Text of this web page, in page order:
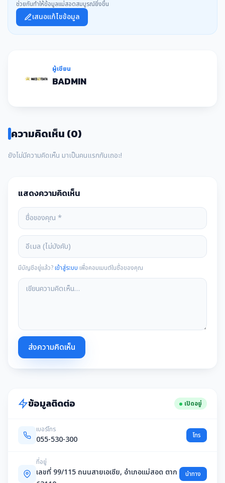
ช่วยกันทำให้ข้อมูลแม่สอดสมบูรณ์ยิ่งขึ้น
เสนอแก้ไขข้อมูล
ผู้เขียน
BADMIN
ความคิดเห็น (0)
ยังไม่มีความคิดเห็น มาเป็นคนแรกกันเถอะ!
แสดงความคิดเห็น
มีบัญชีอยู่แล้ว?เข้าสู่ระบบ เพื่อคอมเมนต์ในชื่อของคุณ
ส่งความคิดเห็น
ข้อมูลติดต่อ เปิดอยู่
เบอร์โทร
055-530-300 โทร
ที่อยู่
เลขที่ 99/115 ถนนสายเอเซีย, อำเภอแม่สอด ตาก
นำทาง